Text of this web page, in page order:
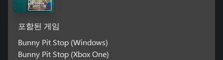
포함된 게임
Bunny Pit Stop (Windows)
Bunny Pit Stop (Xbox One)